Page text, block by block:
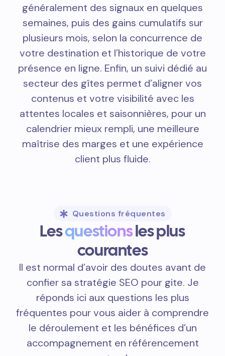
généralement des signaux en quelques
semaines, puis des gains cumulatifs sur
plusieurs mois, selon la concurrence de
votre destination et l’historique de votre
présence en ligne. Enfin, un suivi dédié au
secteur des gîtes permet d’aligner vos
contenus et votre visibilité avec les
attentes locales et saisonnières, pour un
calendrier mieux rempli, une meilleure
maîtrise des marges et une expérience
client plus fluide.
Questions fréquentes
Lesquestionsles plus
courantes
Il est normal d’avoir des doutes avant de
confier sa stratégie SEO pour gite. Je
réponds ici aux questions les plus
fréquentes pour vous aider à comprendre
le déroulement et les bénéfices d’un
accompagnement en référencement